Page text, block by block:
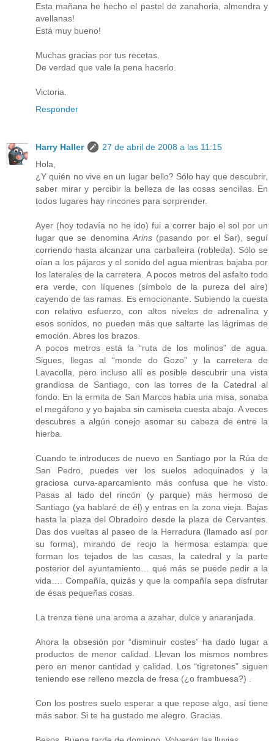
Esta mañana he hecho el pastel de zanahoria, almendra y
avellanas!
Está muy bueno!
Muchas gracias por tus recetas.
De verdad que vale la pena hacerlo.
Victoria.
Responder
Harry Haller
27 de abril de 2008 a las 11:15
Hola,
¿Y quién no vive en un lugar bello? Sólo hay que descubrir,
saber mirar y percibir la belleza de las cosas sencillas. En
todos lugares hay rincones para sorprender.
Ayer (hoy todavía no he ido) fui a correr bajo el sol por un
lugar que se denomina Arins(pasando por el Sar), seguí
corriendo hasta alcanzar una carballeira (robleda). Sólo se
oían a los pájaros y el sonido del agua mientras bajaba por
los laterales de la carretera. A pocos metros del asfalto todo
era verde, con líquenes (símbolo de la pureza del aire)
cayendo de las ramas. Es emocionante. Subiendo la cuesta
con relativo esfuerzo, con altos niveles de adrenalina y
esos sonidos, no pueden más que saltarte las lágrimas de
emoción. Abres los brazos.
A pocos metros está la “ruta de los molinos” de agua.
Sigues, llegas al “monde do Gozo” y la carretera de
Lavacolla, pero incluso allí es posible descubrir una vista
grandiosa de Santiago, con las torres de la Catedral al
fondo. En la ermita de San Marcos había una misa, sonaba
el megáfono y yo bajaba sin camiseta cuesta abajo. A veces
descubres a algún conejo asomar su cabeza de entre la
hierba.
Cuando te introduces de nuevo en Santiago por la Rúa de
San Pedro, puedes ver los suelos adoquinados y la
graciosa curva-aparcamiento más confusa que he visto.
Pasas al lado del rincón (y parque) más hermoso de
Santiago (ya hablaré de él) y entras en la zona vieja. Bajas
hasta la plaza del Obradoiro desde la plaza de Cervantes.
Das dos vueltas al paseo de la Herradura (llamado así por
su forma), mirando de reojo la hermosa estampa que
forman los tejados de las casas, la catedral y la parte
posterior del ayuntamiento… qué más se puede pedir a la
vida…. Compañía, quizás y que la compañía sepa disfrutar
de ésas pequeñas cosas.
La trenza tiene una aroma a azahar, dulce y anaranjada.
Ahora la obsesión por “disminuir costes” ha dado lugar a
productos de menor calidad. Llevan los mismos nombres
pero en menor cantidad y calidad. Los “tigretones” siguen
teniendo ese relleno mezcla de fresa (¿o frambuesa?) .
Con los postres suelo esperar a que repose algo, así tiene
más sabor. Si te ha gustado me alegro. Gracias.